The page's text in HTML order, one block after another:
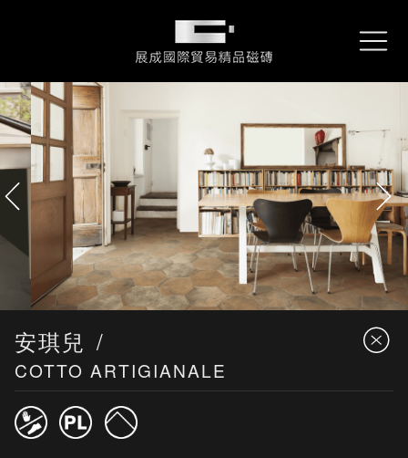
展成國際貿易精品磁磚
REX
雷克石
Collections
產品資訊
Performance
專案實績
Locations
服務據點
Contact
詢問我們
安琪兒
COTTO ARTIGIANALE